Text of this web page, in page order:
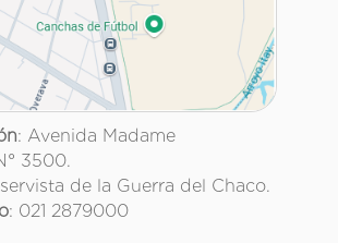
: Avenida Madame
3500.
de la Guerra del Chaco.
: 021 2879000